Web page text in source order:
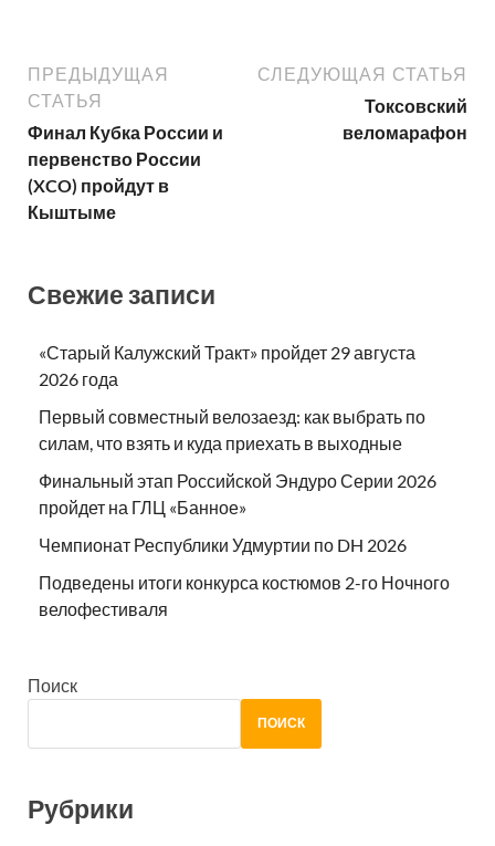
ПРЕДЫДУЩАЯ
СТАТЬЯ
Финал Кубка России и
первенство России
(XCO) пройдут в
Кыштыме
СЛЕДУЮЩАЯ СТАТЬЯ
Токсовский
веломарафон
Свежие записи
«Старый Калужский Тракт» пройдет 29 августа
2026 года
Первый совместный велозаезд: как выбрать по
силам, что взять и куда приехать в выходные
Финальный этап Российской Эндуро Серии 2026
пройдет на ГЛЦ «Банное»
Чемпионат Республики Удмуртии по DH 2026
Подведены итоги конкурса костюмов 2-го Ночного
велофестиваля
Поиск
ПОИСК
Рубрики